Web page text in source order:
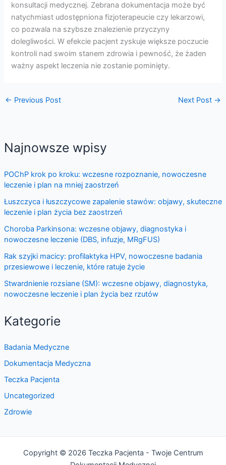
Najnowsze wpisy
POChP krok po kroku: wczesne rozpoznanie, nowoczesne
leczenie i plan na mniej zaostrzeń
Łuszczyca i łuszczycowe zapalenie stawów: objawy, skuteczne
leczenie i plan życia bez zaostrzeń
Choroba Parkinsona: wczesne objawy, diagnostyka i
nowoczesne leczenie (DBS, infuzje, MRgFUS)
Rak szyjki macicy: profilaktyka HPV, nowoczesne badania
przesiewowe i leczenie, które ratuje życie
Stwardnienie rozsiane (SM): wczesne objawy, diagnostyka,
nowoczesne leczenie i plan życia bez rzutów
Kategorie
Badania Medyczne
Dokumentacja Medyczna
Teczka Pacjenta
Uncategorized
Zdrowie
konsultacji medycznej. Zebrana dokumentacja może być
natychmiast udostępniona fizjoterapeucie czy lekarzowi,
co pozwala na szybsze znalezienie przyczyny
dolegliwości. W efekcie pacjent zyskuje większe poczucie
kontroli nad swoim stanem zdrowia i pewność, że żaden
ważny aspekt leczenia nie zostanie pominięty.
← Previous Post Next Post →
Copyright © 2026 Teczka Pacjenta - Twoje Centrum